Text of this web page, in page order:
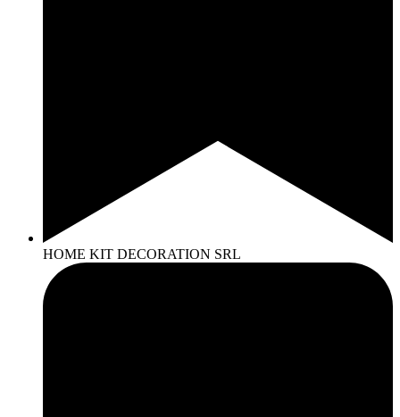
HOME KIT DECORATION SRL